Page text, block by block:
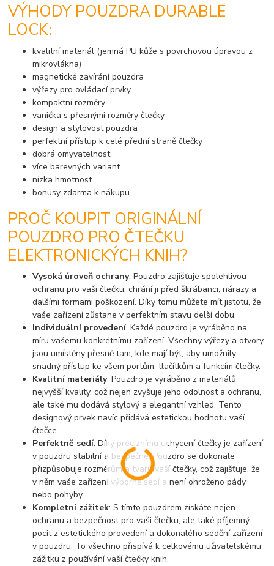
VÝHODY POUZDRA DURABLE
LOCK:
kvalitní materiál (jemná PU kůže s povrchovou úpravou z
mikrovlákna)
magnetické zavírání pouzdra
výřezy pro ovládací prvky
kompaktní rozměry
vanička s přesnými rozměry čtečky
design a stylovost pouzdra
perfektní přístup k celé přední straně čtečky
dobrá omyvatelnost
více barevných variant
nízka hmotnost
bonusy zdarma k nákupu
PROČ KOUPIT ORIGINÁLNÍ
POUZDRO PRO ČTEČKU
ELEKTRONICKÝCH KNIH?
Vysoká úroveň ochrany: Pouzdro zajišťuje spolehlivou
ochranu pro vaši čtečku, chrání ji před škrábanci, nárazy a
dalšími formami poškození. Díky tomu můžete mít jistotu, že
vaše zařízení zůstane v perfektním stavu delší dobu.
Individuální provedení: Každé pouzdro je vyráběno na
míru vašemu konkrétnímu zařízení. Všechny výřezy a otvory
jsou umístěny přesně tam, kde mají být, aby umožnily
snadný přístup ke všem portům, tlačítkům a funkcím čtečky.
Kvalitní materiály: Pouzdro je vyráběno z materiálů
nejvyšší kvality, což nejen zvyšuje jeho odolnost a ochranu,
ale také mu dodává stylový a elegantní vzhled. Tento
designový prvek navíc přidává estetickou hodnotu vaší
čtečce.
Perfektně sedí: Díky preciznímu uchycení čtečky je zařízení
v pouzdru stabilní a bezpečné. Pouzdro se dokonale
přizpůsobuje rozměrům a tvaru vaší čtečky, což zajišťuje, že
v něm vaše zařízení výborně sedí a není ohroženo pády
nebo pohyby.
Kompletní zážitek: S tímto pouzdrem získáte nejen
ochranu a bezpečnost pro vaši čtečku, ale také příjemný
pocit z estetického provedení a dokonalého sedění zařízení
v pouzdru. To všechno přispívá k celkovému uživatelskému
zážitku z používání vaší čtečky knih.